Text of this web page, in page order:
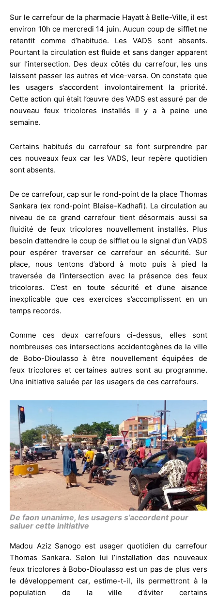
Sur le carrefour de la pharmacie Hayatt à Belle-Ville, il est
environ 10h ce mercredi 14 juin. Aucun coup de sifflet ne
retentit comme d’habitude. Les VADS sont absents.
Pourtant la circulation est fluide et sans danger apparent
sur l’intersection. Des deux côtés du carrefour, les uns
laissent passer les autres et vice-versa. On constate que
les usagers s’accordent involontairement la priorité.
Cette action qui était l’œuvre des VADS est assuré par de
nouveau feux tricolores installés il y a à peine une
semaine.
Certains habitués du carrefour se font surprendre par
ces nouveaux feux car les VADS, leur repère quotidien
sont absents.
De ce carrefour, cap sur le rond-point de la place Thomas
Sankara (ex rond-point Blaise-Kadhafi). La circulation au
niveau de ce grand carrefour tient désormais aussi sa
fluidité de feux tricolores nouvellement installés. Plus
besoin d’attendre le coup de sifflet ou le signal d’un VADS
pour espérer traverser ce carrefour en sécurité. Sur
place, nous tentons d’abord à moto puis à pied la
traversée de l’intersection avec la présence des feux
tricolores. C’est en toute sécurité et d’une aisance
inexplicable que ces exercices s’accomplissent en un
temps records.
Comme ces deux carrefours ci-dessus, elles sont
nombreuses ces intersections accidentogènes de la ville
de Bobo-Dioulasso à être nouvellement équipées de
feux tricolores et certaines autres sont au programme.
Une initiative saluée par les usagers de ces carrefours.
De faon unanime, les usagers s’accordent pour
saluer cette initiative
Madou Aziz Sanogo est usager quotidien du carrefour
Thomas Sankara. Selon lui l’installation des nouveaux
feux tricolores à Bobo-Dioulasso est un pas de plus vers
le développement car, estime-t-il, ils permettront à la
population de la ville d’éviter certains